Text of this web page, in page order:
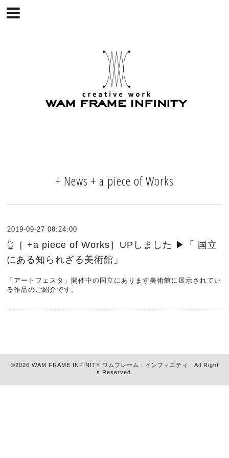
+ News + a piece of Works
2019-09-27 08:24:00
👆［ +a piece of Works］UPしました ▶︎「 国立
にある知られざる美術館」
「アートフェスタ」開催中の国立にあります美術館に展示されてい
る作品のご紹介です。
©2026 WAM FRAME INFINITY ワムフレーム・インフィニティ
. All Right
s Reserved.